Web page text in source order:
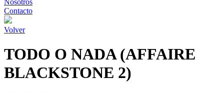
Nosotros
Contacto
Volver
TODO O NADA (AFFAIRE
BLACKSTONE 2)